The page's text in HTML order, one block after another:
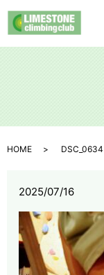
HOME DSC_0634
2025/07/16